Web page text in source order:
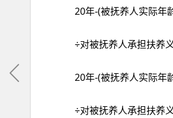
20年-(被抚养人实际年
÷对被抚养人承担扶养
20年-(被抚养人实际年
÷对被抚养人承担扶养